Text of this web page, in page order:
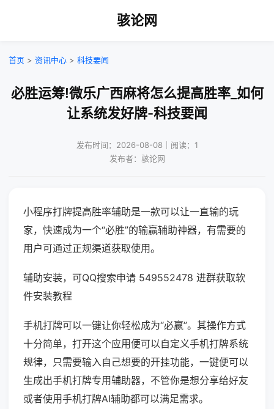
骇论网
首页 > 资讯中心 > 科技要闻
必胜运筹!微乐广西麻将怎么提高胜率_如何
让系统发好牌-科技要闻
发布时间：2026-08-08｜阅读：1
发布者：骇论网
小程序打牌提高胜率辅助是一款可以让一直输的玩
家，快速成为一个“必胜”的输赢辅助神器，有需要的
用户可通过正规渠道获取使用。
辅助安装，可QQ搜索申请 549552478 进群获取软
件安装教程
手机打牌可以一键让你轻松成为“必赢”。其操作方式
十分简单，打开这个应用便可以自定义手机打牌系统
规律，只需要输入自己想要的开挂功能，一键便可以
生成出手机打牌专用辅助器，不管你是想分享给好友
或者使用手机打牌AI辅助都可以满足需求。